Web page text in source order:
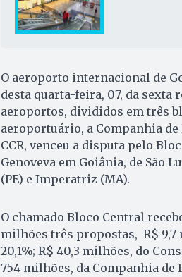
O aeroporto internacional de
desta quarta-feira, 07, da sexta
aeroportos, divididos em três
aeroportuário, a Companhia de
CCR, venceu a disputa pelo
Genoveva em Goiânia, de São
(PE) e Imperatriz (MA).
O chamado Bloco Central
milhões três propostas, R$ 9,7
20,1%; R$ 40,3 milhões, do
754 milhões, da Companhia de